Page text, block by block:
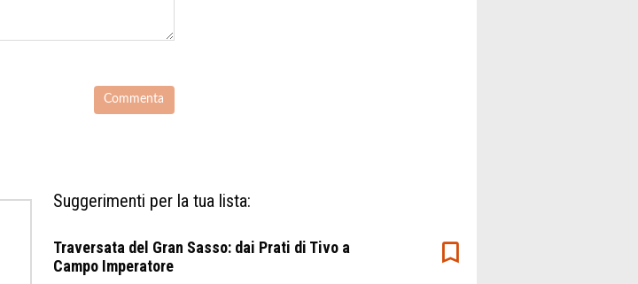
Suggerimenti per la tua lista:
Traversata del Gran Sasso: dai Prati di Tivo a
Campo Imperatore